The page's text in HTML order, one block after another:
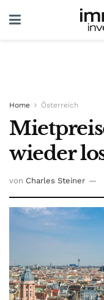
Home Österreich
wieder
von Charles Steiner